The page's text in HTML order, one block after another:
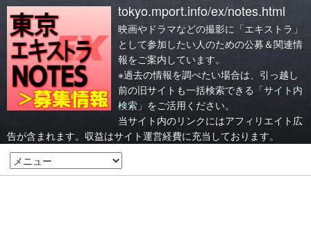
tokyo.mport.info/ex/notes.html
映画やドラマなどの撮影に「エキストラ」
として参加したい人のための公募＆関連情
報をご案内しています。
※過去の情報を調べたい場合は、引っ越し
前の旧サイトも一括検索できる 「サイト内
検索」 をご活用ください。
当サイト内のリンクにはアフィリエイト広
告が含まれます。収益はサイト運営経費に充当しております。